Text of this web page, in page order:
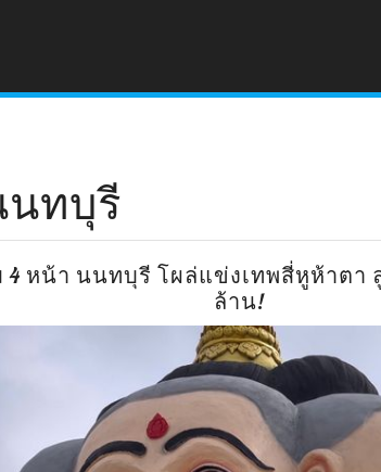
นทบุรี
4 หน้า นนทบุรี โผล่แข่งเทพสี่หูห้าตา
ล้าน!กุมาร
พรหม
4
หน้า
นนทบุรี
โผล่
แข่ง